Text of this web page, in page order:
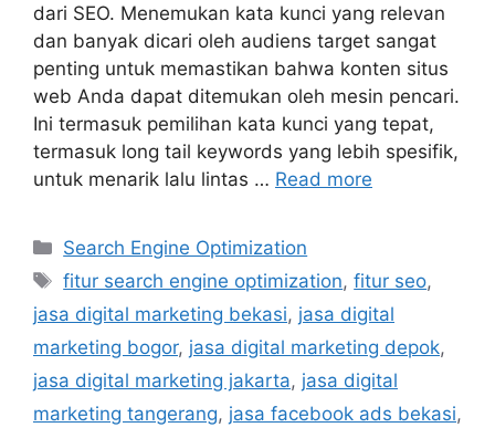
dari SEO. Menemukan kata kunci yang relevan
dan banyak dicari oleh audiens target sangat
penting untuk memastikan bahwa konten situs
web Anda dapat ditemukan oleh mesin pencari.
Ini termasuk pemilihan kata kunci yang tepat,
termasuk long tail keywords yang lebih spesifik,
untuk menarik lalu lintas … Read more
Search Engine Optimization
fitur search engine optimization,fitur seo,
jasa digital marketing bekasi, jasa digital
marketing bogor, jasa digital marketing depok,
jasa digital marketing jakarta, jasa digital
marketing tangerang, jasa facebook ads bekasi,